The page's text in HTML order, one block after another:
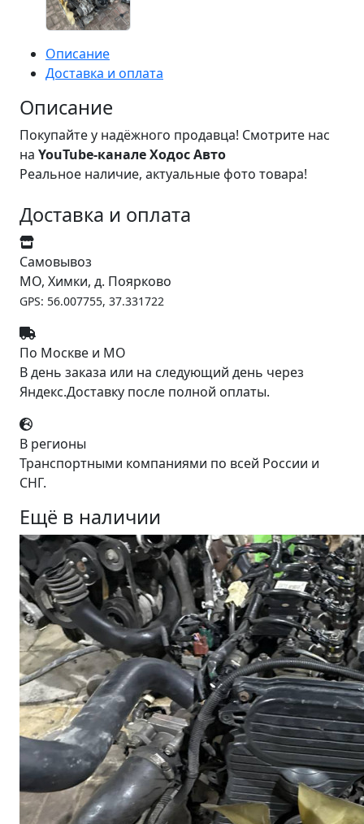
Описание
Доставка и оплата
Описание
Покупайте у надёжного продавца! Смотрите нас
на YouTube-канале Ходос Авто
Реальное наличие, актуальные фото товара!
Доставка и оплата
Самовывоз
МО, Химки, д. Поярково
GPS: 56.007755, 37.331722
По Москве и МО
В день заказа или на следующий день через
Яндекс.Доставку после полной оплаты.
В регионы
Транспортными компаниями по всей России и
СНГ.
Ещё в наличии